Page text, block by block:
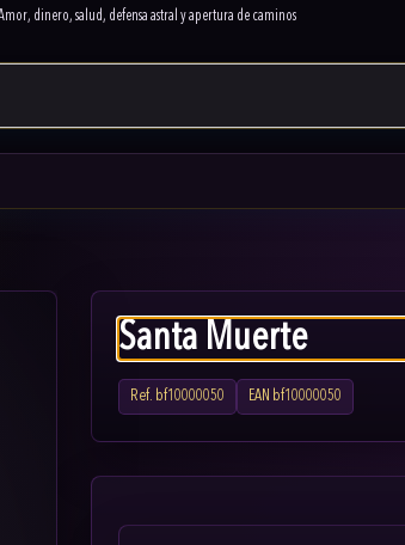
dinero, salud, defensa astral y apertura de caminos
Santa Muerte
Ref. bf10000050 EAN bf10000050